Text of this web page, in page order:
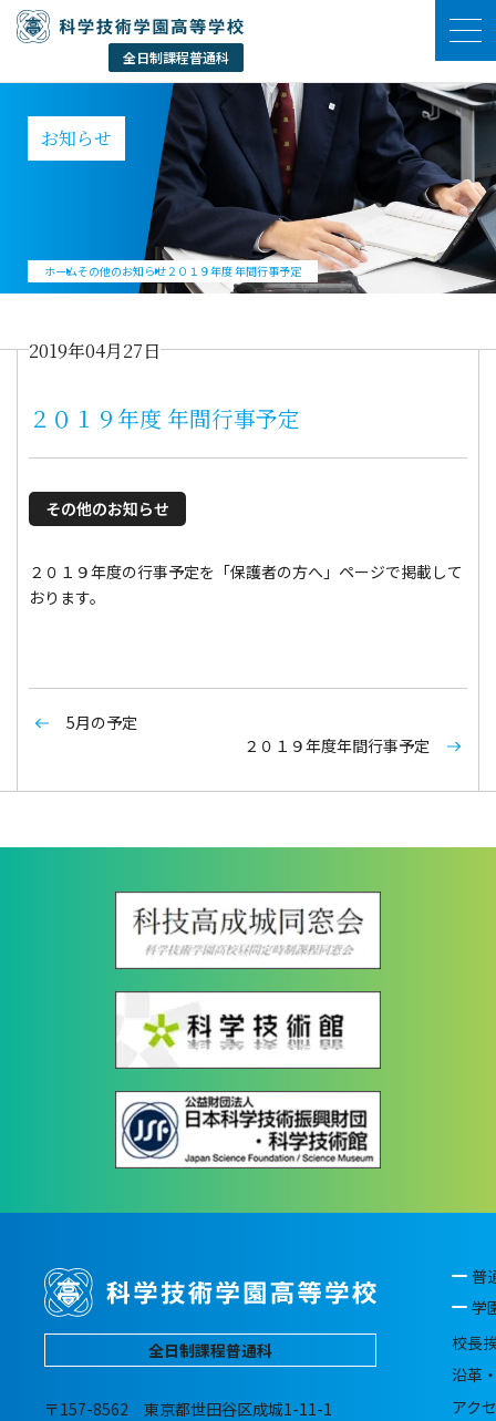
お知らせ
ホームその他のお知らせ２０１９年度 年間行事予定
2019年04月27日
２０１９年度 年間行事予定
その他のお知らせ
２０１９年度の行事予定を「保護者の方へ」ページで掲載して
おります。
5月の予定
２０１９年度年間行事予定
全日制課程普通科
〒157-8562 東京都世田谷区成城1-11-1
普
学
校長
沿革
アク